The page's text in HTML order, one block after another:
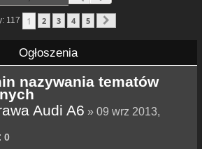
117 1 2 3 4 5
Ogłoszenia
nazywania tematów
Audi A6 » 09 wrz 2013,
0